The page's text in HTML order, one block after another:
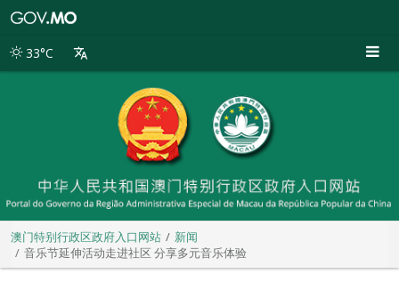
别
33°C
澳门特别行政区政府入口网站
新闻
音乐节延伸活动走进社区 分享多元音乐体验